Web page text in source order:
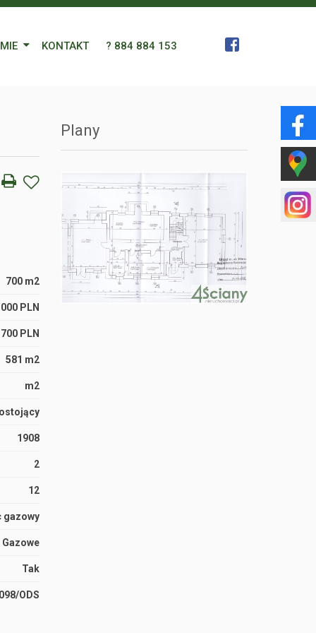
Languages
KONTAKT ? 884 884 153
700 m2
PLN
PLN
581 m2
m2
1908
2
12
gazowy
Gazowe
Tak
ODS
Plany